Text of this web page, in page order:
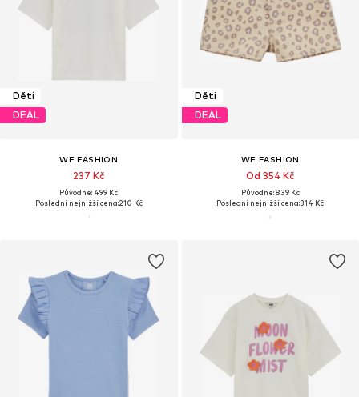
Děti
DEAL
WE FASHION
237 Kč
Původně: 499 Kč
Poslední nejnižší cena:210 Kč
Děti
DEAL
WE FASHION
Od 354 Kč
Původně: 839 Kč
Poslední nejnižší cena:314 Kč